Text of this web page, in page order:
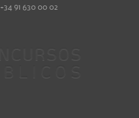
+34 91 630 00 02